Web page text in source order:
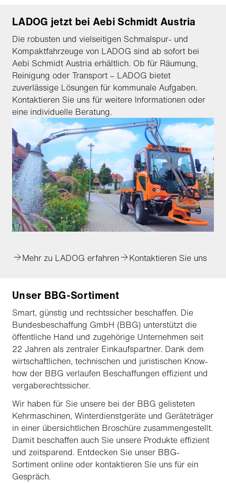
LADOG jetzt bei Aebi Schmidt Austria
Die robusten und vielseitigen Schmalspur- und
Kompaktfahrzeuge von LADOG sind ab sofort bei
Aebi Schmidt Austria erhältlich. Ob für Räumung,
Reinigung oder Transport – LADOG bietet
zuverlässige Lösungen für kommunale Aufgaben.
Kontaktieren Sie uns für weitere Informationen oder
eine individuelle Beratung.
Mehr zu LADOG erfahren Kontaktieren Sie uns
Unser BBG-Sortiment
Smart, günstig und rechtssicher beschaffen. Die
Bundesbeschaffung GmbH (BBG) unterstützt die
öffentliche Hand und zugehörige Unternehmen seit
22 Jahren als zentraler Einkaufspartner. Dank dem
wirtschaftlichen, technischen und juristischen Know-
how der BBG verlaufen Beschaffungen effizient und
vergaberechtssicher.
Wir haben für Sie unsere bei der BBG gelisteten
Kehrmaschinen, Winterdienstgeräte und Geräteträger
in einer übersichtlichen Broschüre zusammengestellt.
Damit beschaffen auch Sie unsere Produkte effizient
und zeitsparend. Entdecken Sie unser BBG-
Sortiment online oder kontaktieren Sie uns für ein
Gespräch.